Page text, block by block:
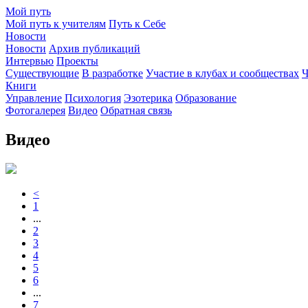
Мой путь
Мой путь к учителям Путь к Себе
Новости
Новости Архив публикаций
Интервью Проекты
Существующие В разработке Участие в клубах и сообществах
Книги
Управление Психология Эзотерика Образование
Фотогалерея Видео Обратная связь
Видео
<
1
...
2
3
4
5
6
...
7